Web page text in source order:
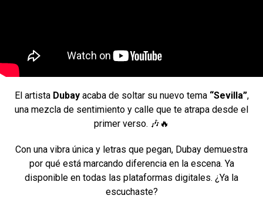
El artista Dubayacaba de soltar su nuevo tema “Sevilla”,
una mezcla de sentimiento y calle que te atrapa desde el
primer verso. 🎶🔥
Con una vibra única y letras que pegan, Dubay demuestra
por qué está marcando diferencia en la escena. Ya
disponible en todas las plataformas digitales. ¿Ya la
escuchaste?